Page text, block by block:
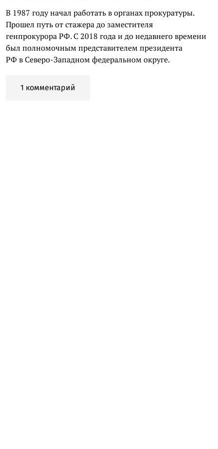
В 1987 году начал работать в органах прокуратуры.
Прошел путь от стажера до заместителя
генпрокурора РФ. С 2018 года и до недавнего времени
был полномочным представителем президента
РФ в Северо-Западном федеральном округе.
1 комментарий